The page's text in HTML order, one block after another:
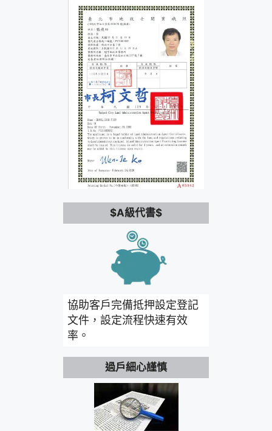
$A級代書$
協助客戶完備抵押設定登記
文件，設定流程快速有效
率。
過戶細心謹慎